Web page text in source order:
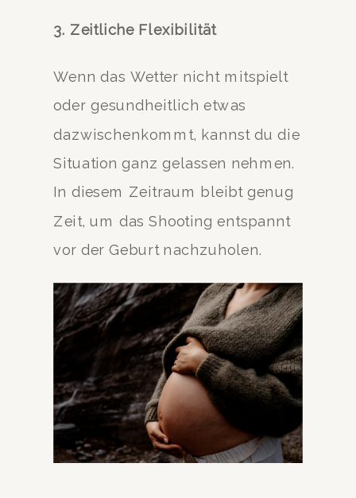
3. Zeitliche Flexibilität
Wenn das Wetter nicht mitspielt
oder gesundheitlich etwas
dazwischenkommt, kannst du die
Situation ganz gelassen nehmen.
In diesem Zeitraum bleibt genug
Zeit, um das Shooting entspannt
vor der Geburt nachzuholen.